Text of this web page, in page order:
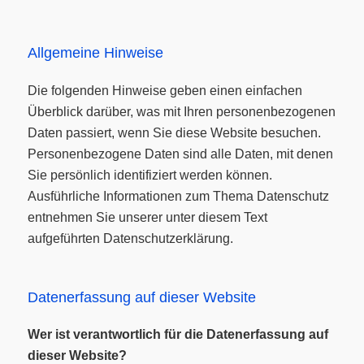
Allgemeine Hinweise
Die folgenden Hinweise geben einen einfachen
Überblick darüber, was mit Ihren personenbezogenen
Daten passiert, wenn Sie diese Website besuchen.
Personenbezogene Daten sind alle Daten, mit denen
Sie persönlich identifiziert werden können.
Ausführliche Informationen zum Thema Datenschutz
entnehmen Sie unserer unter diesem Text
aufgeführten Datenschutzerklärung.
Datenerfassung auf dieser Website
Wer ist verantwortlich für die Datenerfassung auf
dieser Website?